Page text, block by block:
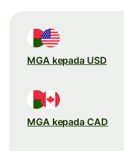
MGA kepada USD
MGA kepada CAD